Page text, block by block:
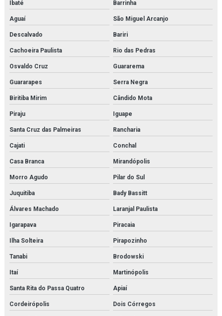
Ibaté Barrinha
Aguaí São Miguel Arcanjo
Descalvado Bariri
Cachoeira Paulista Rio das Pedras
Osvaldo Cruz Guararema
Guararapes Serra Negra
Biritiba Mirim Cândido Mota
Piraju Iguape
Santa Cruz das Palmeiras Rancharia
Cajati Conchal
Casa Branca Mirandópolis
Morro Agudo Pilar do Sul
Juquitiba Bady Bassitt
Álvares Machado Laranjal Paulista
Igarapava Piracaia
Ilha Solteira Pirapozinho
Tanabi Brodowski
Itaí Martinópolis
Santa Rita do Passa Quatro Apiaí
Cordeirópolis Dois Córregos